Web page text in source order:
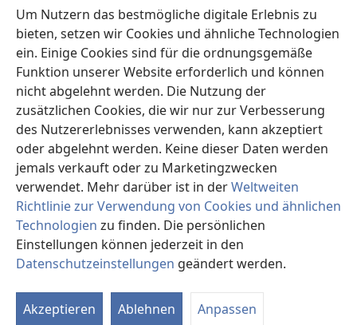
Um Nutzern das bestmögliche digitale Erlebnis zu
bieten, setzen wir Cookies und ähnliche Technologien
ein. Einige Cookies sind für die ordnungsgemäße
Funktion unserer Website erforderlich und können
nicht abgelehnt werden. Die Nutzung der
zusätzlichen Cookies, die wir nur zur Verbesserung
des Nutzererlebnisses verwenden, kann akzeptiert
oder abgelehnt werden. Keine dieser Daten werden
jemals verkauft oder zu Marketingzwecken
verwendet. Mehr darüber ist in derWeltweiten
Richtlinie zur Verwendung von Cookies und ähnlichen
Technologien zu finden. Die persönlichen
Einstellungen können jederzeit in den
Datenschutzeinstellungen geändert werden.
Akzeptieren Ablehnen Anpassen
Spenden
(öffnet
neues
Fenster)Wachtturm ONLINE-BIBLIOTHEK
(öffnet
neues
Fenster)JW Hub®
(öffnet
neues
Fenster)JW Library
Watchtower Library ®
Copyright© 2026 Watch Tower Bible and Tract Society of Pennsylvania.
NUTZUNGSBEDINGUNGEN| DATENSCHUTZERKLÄRUNG
DATENSCHUTZEINSTELLUNGEN